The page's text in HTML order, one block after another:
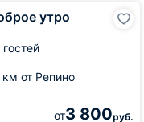
утро
от Репино
от3 800руб.